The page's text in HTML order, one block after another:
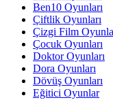
Ben10 Oyunları
Çiftlik Oyunları
Çizgi Film
Çocuk Oyunları
Doktor Oyunları
Dora Oyunları
Dövüş Oyunları
Eğitici Oyunlar